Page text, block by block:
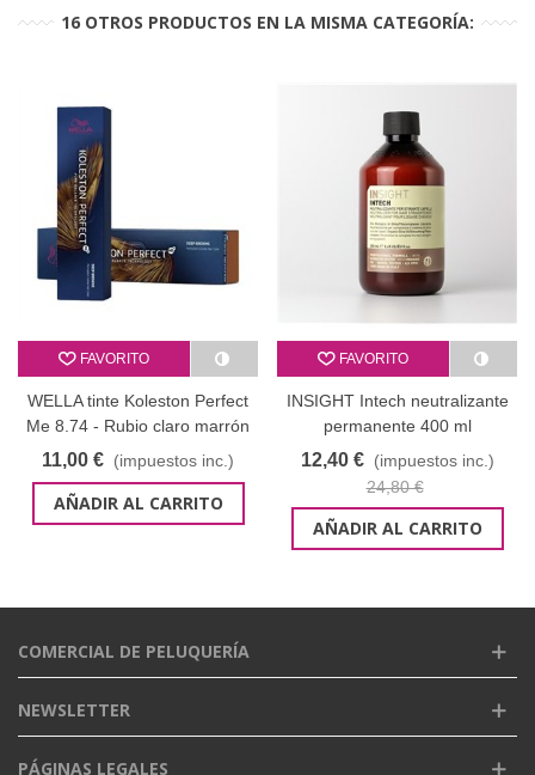
16 OTROS PRODUCTOS EN LA MISMA CATEGORÍA:
FAVORITO
WELLA tinte Koleston Perfect
Me 8.74 - Rubio claro marrón
cobre 60 ml
11,00 € (impuestos inc.)
AÑADIR AL CARRITO
FAVORITO
INSIGHT Intech neutralizante
permanente 400 ml
liquidación plástico
12,40 € (impuestos inc.)
24,80 €
AÑADIR AL CARRITO
COMERCIAL DE PELUQUERÍA
NEWSLETTER
PÁGINAS LEGALES